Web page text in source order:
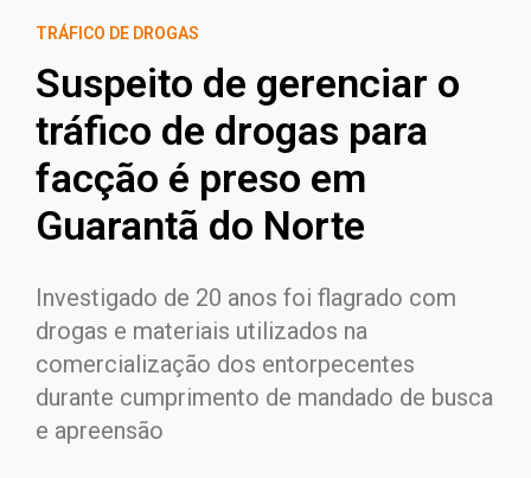
TRÁFICO DE DROGAS
Suspeito de gerenciar o
tráfico de drogas para
facção é preso em
Guarantã do Norte
Investigado de 20 anos foi flagrado com
drogas e materiais utilizados na
comercialização dos entorpecentes
durante cumprimento de mandado de busca
e apreensão